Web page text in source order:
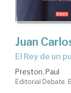
Juan
el Rey de un
Preston, Paul
Editorial Debate.